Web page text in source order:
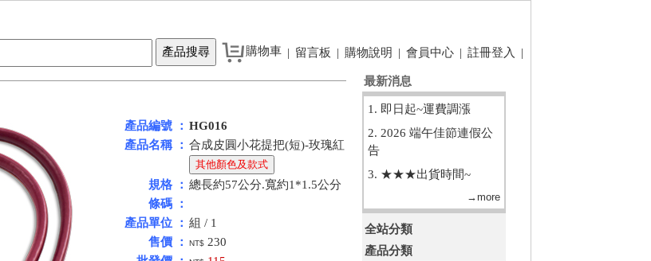
購物車 | 留言板 | 購物說明 | 會員中心 | 註冊登入 |
產品編號 ： HG016
產品名稱 ： 合成皮圓小花提把(短)-玫瑰紅
規格 ： 總長約57公分.寬約1*1.5公分
條碼 ：
產品單位 ： 組 / 1
售價 ：
NT$ 230
最新消息
1. 即日起~運費調漲
2. 2026 端午佳節連假公
告
3. ★★★出貨時間~
→more
全站分類
產品分類